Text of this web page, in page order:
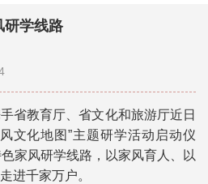
研学线路
教育厅、省文化和旅游厅近日
文化地图”主题研学活动启动仪
家风研学线路，以家风育人、以
进千家万户。